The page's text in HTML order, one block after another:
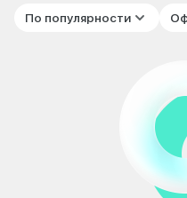
По популярности